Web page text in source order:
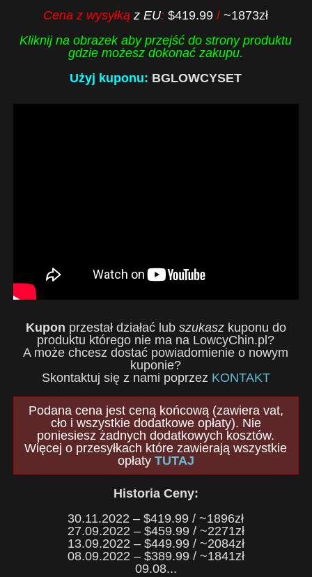
Cena z wysyłkąz EU:$419.99/~1873zł
Kliknij na obrazek aby przejść do strony produktu
gdzie możesz dokonać zakupu.
Użyj kuponu: BGLOWCYSET
Kupon przestał działać lub szukaszkuponu do
produktu którego nie ma na LowcyChin.pl?
A może chcesz dostać powiadomienie o nowym
kuponie?
Skontaktuj się z nami poprzez KONTAKT
Podana cena jest ceną końcową (zawiera vat,
cło i wszystkie dodatkowe opłaty). Nie
poniesiesz żadnych dodatkowych kosztów.
Więcej o przesyłkach które zawierają wszystkie
opłaty TUTAJ
Historia Ceny:
30.11.2022 – $419.99 / ~1896zł
27.09.2022 – $459.99 / ~2271zł
13.09.2022 – $449.99 / ~2084zł
08.09.2022 – $389.99 / ~1841zł
09.08...